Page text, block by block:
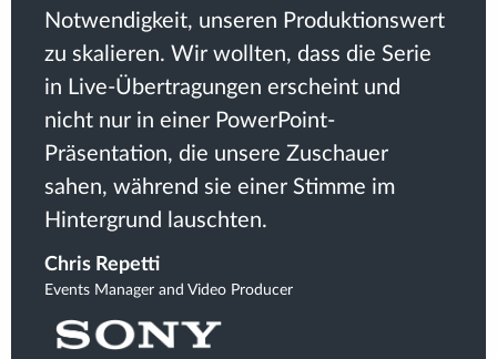
Notwendigkeit, unseren Produktionswert
zu skalieren. Wir wollten, dass die Serie
in Live-Übertragungen erscheint und
nicht nur in einer PowerPoint-
Präsentation, die unsere Zuschauer
sahen, während sie einer Stimme im
Hintergrund lauschten.
Chris Repetti
Events Manager and Video Producer